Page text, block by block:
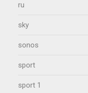
ru
sky
sonos
sport
sport 1